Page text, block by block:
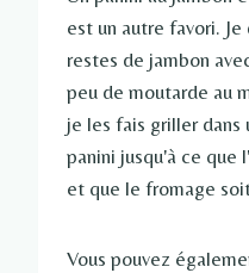
est un autre favori.
restes de jambon
peu de moutarde au
je les fais griller dans
panini jusqu'à ce
et que le fromage
Vous pouvez